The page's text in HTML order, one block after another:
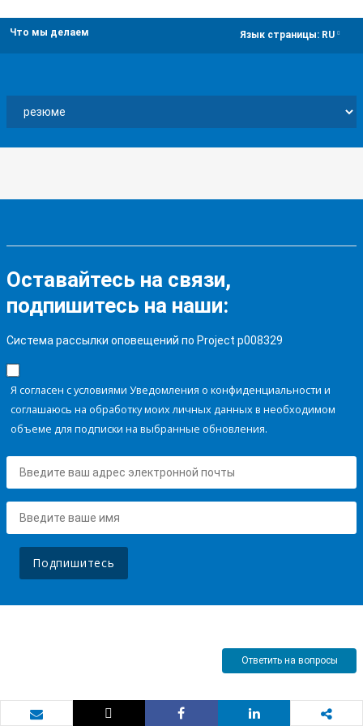
Что мы делаем Язык страницы: RU
Оставайтесь на связи,
подпишитесь на наши:
Система рассылки оповещений по Project p008329
Я согласен с условиями Уведомления о конфиденциальности и
соглашаюсь на обработку моих личных данных в необходимом
объеме для подписки на выбранные обновления.
Подпишитесь
Ответить на вопросы